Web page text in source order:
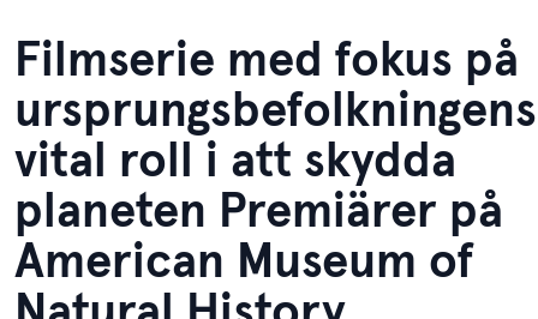
Filmserie med fokus på
ursprungsbefolkningens
vital roll i att skydda
planeten Premiärer på
American Museum of